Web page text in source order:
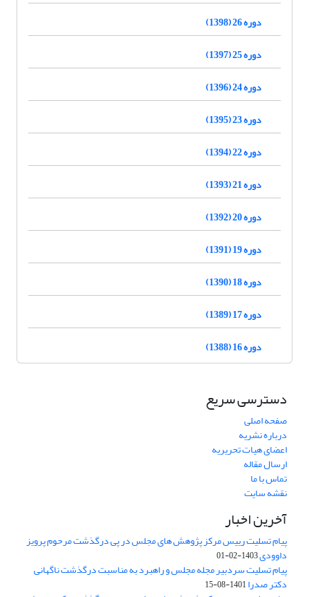
دوره 26 (1398)
دوره 25 (1397)
دوره 24 (1396)
دوره 23 (1395)
دوره 22 (1394)
دوره 21 (1393)
دوره 20 (1392)
دوره 19 (1391)
دوره 18 (1390)
دوره 17 (1389)
دوره 16 (1388)
دسترسی سریع
صفحه اصلی
درباره نشریه
اعضای هیات تحریریه
ارسال مقاله
تماس با ما
نقشه سایت
آخرین اخبار
پیام تسلیت رییس مرکز پژوهش های مجلس در پی درگذشت مرحوم پرویز
داوودی1403-02-01
پیام تسلیت سردبیر مجله مجلس و راهبرد به مناسبت درگذشت ناگهانی
دکتر صدرا1401-08-15